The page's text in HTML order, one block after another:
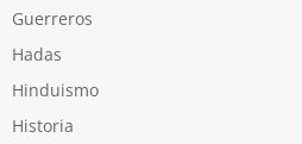
Guerreros
Hadas
Hinduismo
Historia